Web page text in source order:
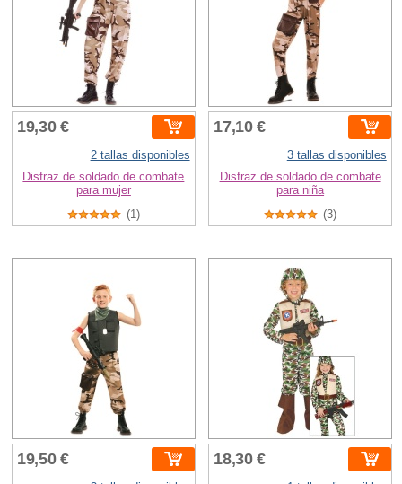
19,30 €
2 tallas disponibles
Disfraz de soldado de combate
para mujer
(1)
17,10 €
3 tallas disponibles
Disfraz de soldado de combate
para niña
(3)
19,50 € 18,30 €